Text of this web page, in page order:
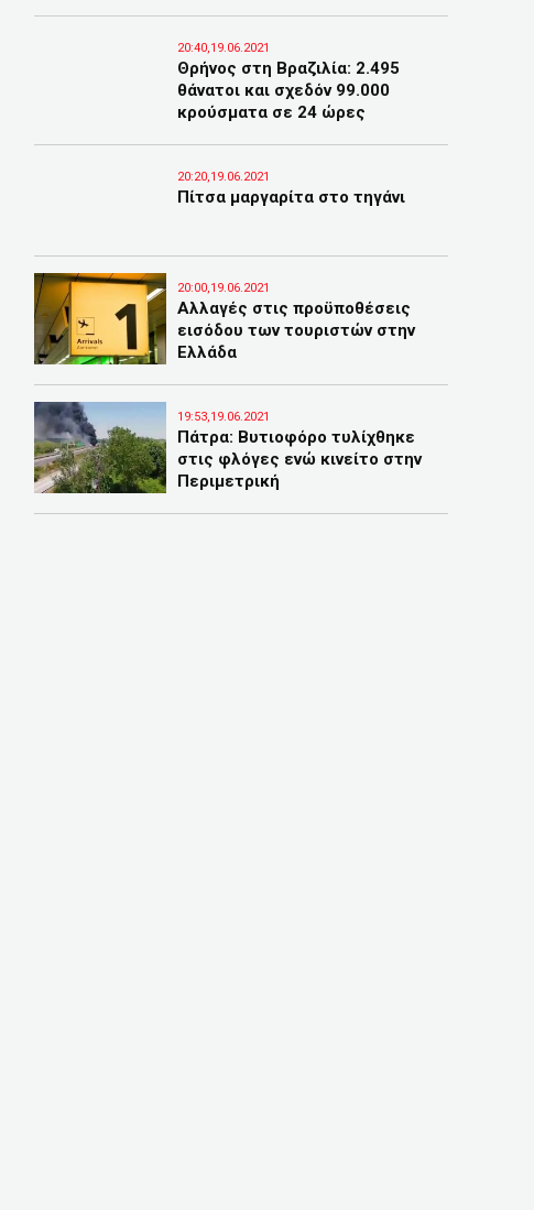
20:40,19.06.2021
Θρήνος στη Βραζιλία: 2.495
θάνατοι και σχεδόν 99.000
κρούσματα σε 24 ώρες
20:20,19.06.2021
Πίτσα μαργαρίτα στο τηγάνι
20:00,19.06.2021
Αλλαγές στις προϋποθέσεις
εισόδου των τουριστών στην
Ελλάδα
19:53,19.06.2021
Πάτρα: Βυτιοφόρο τυλίχθηκε
στις φλόγες ενώ κινείτο στην
Περιμετρική